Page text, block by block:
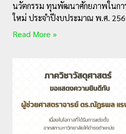
นวัตกรรม ทุนพัฒนาศักยภาพในกา
ใหม่ ประจำปีงบประมาณ พ.ศ.
Read More »